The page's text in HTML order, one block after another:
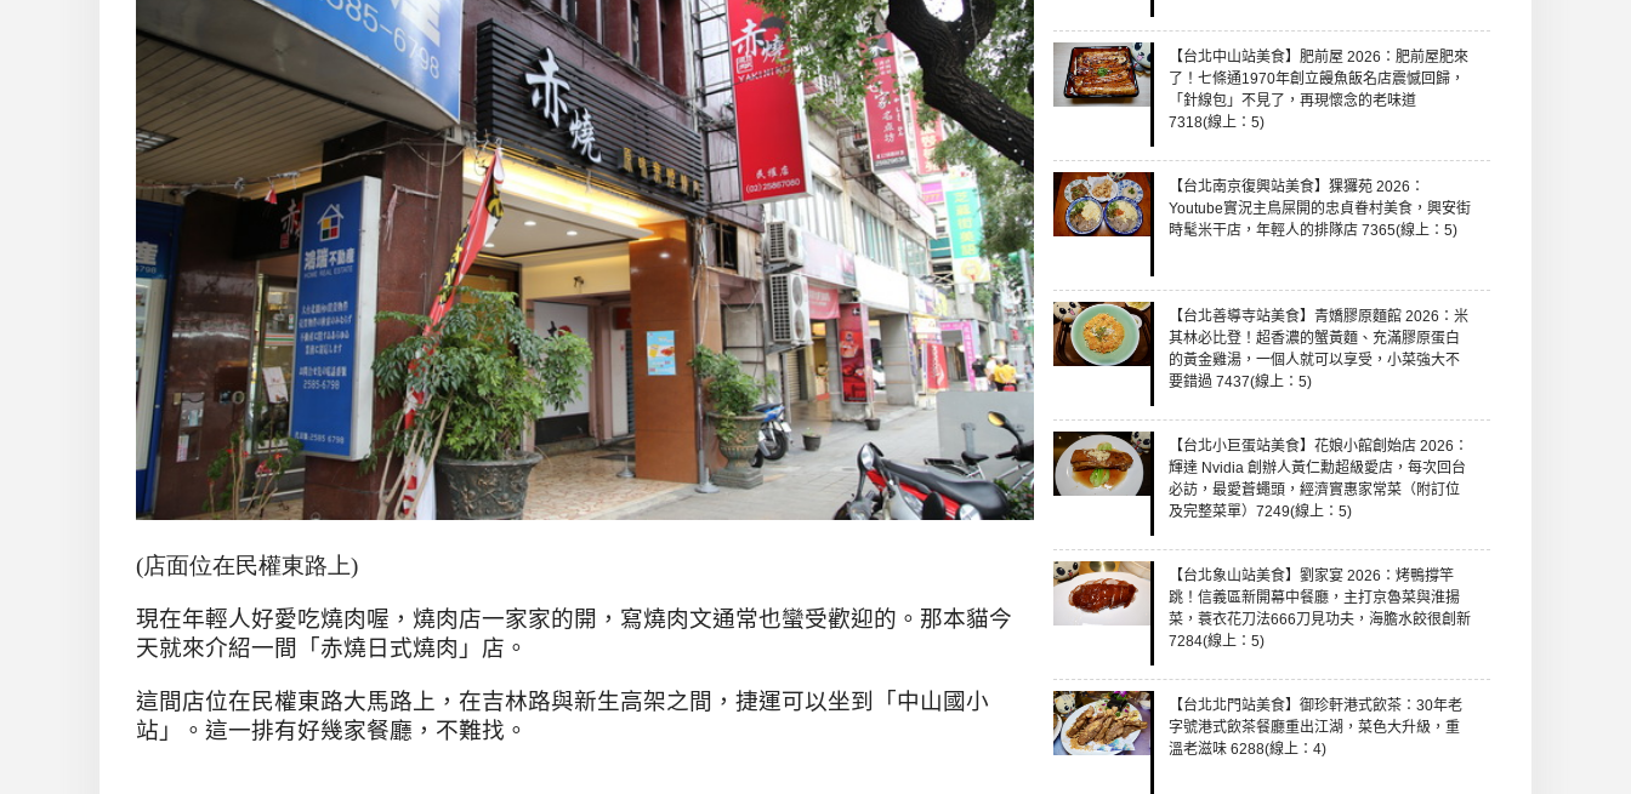
(店面位在民權東路上)
現在年輕人好愛吃燒肉喔，燒肉店一家家的開，寫燒肉文通常也蠻受歡迎的。那本貓今
天就來介紹一間「赤燒日式燒肉」店。
這間店位在民權東路大馬路上，在吉林路與新生高架之間，捷運可以坐到「中山國小
站」。這一排有好幾家餐廳，不難找。
【台北中山站美食】肥前屋 2026：肥前屋肥來
了！七條通1970年創立饅魚飯名店震憾回歸，
「針線包」不見了，再現懷念的老味道
7318(線上：5)
【台北南京復興站美食】猓玀苑 2026：
Youtube實況主鳥屎開的忠貞眷村美食，興安街
時髦米干店，年輕人的排隊店 7365(線上：5)
【台北善導寺站美食】青嬌膠原麵館 2026：米
其林必比登！超香濃的蟹黃麵、充滿膠原蛋白
的黃金雞湯，一個人就可以享受，小菜強大不
要錯過 7437(線上：5)
【台北小巨蛋站美食】花娘小館創始店 2026：
輝達 Nvidia 創辦人黃仁勳超級愛店，每次回台
必訪，最愛蒼蠅頭，經濟實惠家常菜（附訂位
及完整菜單）7249(線上：5)
【台北象山站美食】劉家宴 2026：烤鴨撐竿
跳！信義區新開幕中餐廳，主打京魯菜與淮揚
菜，蓑衣花刀法666刀見功夫，海膽水餃很創新
7284(線上：5)
【台北北門站美食】御珍軒港式飲茶：30年老
字號港式飲茶餐廳重出江湖，菜色大升級，重
溫老滋味 6288(線上：4)